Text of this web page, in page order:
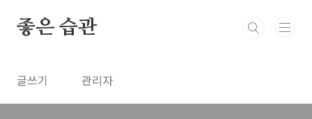
좋은 습관
글쓰기 관리자